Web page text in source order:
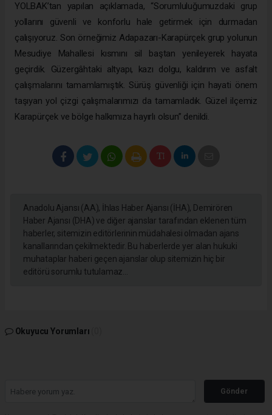
YOLBAK’tan yapılan açıklamada, “Sorumluluğumuzdaki grup
yollarını güvenli ve konforlu hale getirmek için durmadan
çalışıyoruz. Son örneğimiz Adapazarı-Karapürçek grup yolunun
Mesudiye Mahallesi kısmını sil baştan yenileyerek hayata
geçirdik. Güzergâhtaki altyapı, kazı dolgu, kaldırım ve asfalt
çalışmalarını tamamlamıştık. Sürüş güvenliği için hayati önem
taşıyan yol çizgi çalışmalarımızı da tamamladık. Güzel ilçemiz
Karapürçek ve bölge halkımıza hayırlı olsun” denildi.
Anadolu Ajansı (AA), İhlas Haber Ajansı (İHA), Demirören
Haber Ajansı (DHA) ve diğer ajanslar tarafından eklenen tüm
haberler, sitemizin editörlerinin müdahalesi olmadan ajans
kanallarından çekilmektedir. Bu haberlerde yer alan hukuki
muhataplar haberi geçen ajanslar olup sitemizin hiç bir
editörü sorumlu tutulamaz...
Okuyucu Yorumları
Gönder